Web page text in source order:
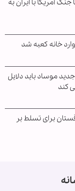
جنگ آمریکا با ایران به
خانه کعبه شد
موساد باید دلایل
کند
برای تسلط بر